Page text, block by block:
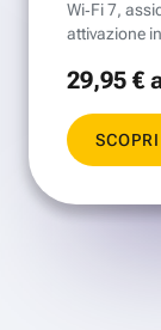
Wi‑Fi 7,
attivazione
29,95 €
SCOPRI